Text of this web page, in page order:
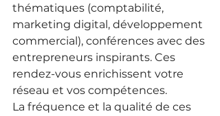
thématiques (comptabilité,
marketing digital, développement
commercial), conférences avec des
entrepreneurs inspirants. Ces
rendez-vous enrichissent votre
réseau et vos compétences.
La fréquence et la qualité de ces